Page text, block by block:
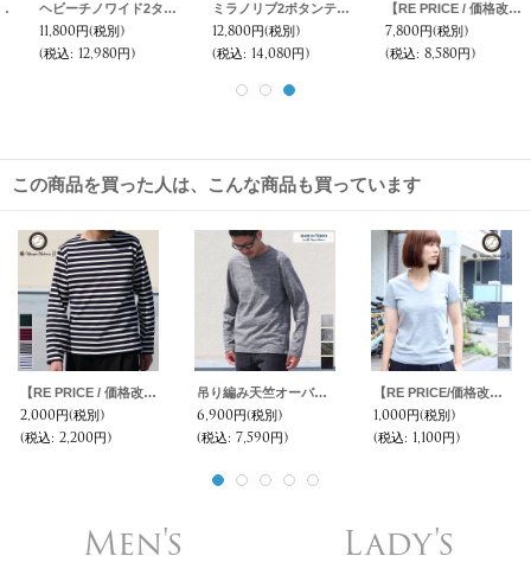
ヘビーチノワイド2タックアンクルパンツ【MADE IN JAPAN】『日本製』【送料無料】/ Upscape Audience
11,800円(税別)
(税込:12,980円)
ミラノリブ2ボタンテーラードジャケット【MADE IN JAPAN】『日本製』 / Upscape Audience
12,800円(税別)
(税込:14,080円)
【RE PRICE / 価格改定】馬布エンジニア3ボタンチェスターコート【MADE IN JAPAN】『日本製』/ Upscape Audience
7,800円(税別)
(税込:8,580円)
この商品を買った人は、こんな商品も買っています
【RE PRICE / 価格改定】Basque10オンス（バスク天竺）ボーダーボートネック長袖バスクシャツ【MADE IN JAPAN】『日本製』/ Upscape Audience
2,000円(税別)
(税込: 2,200円)
吊り編み天竺オーバーラップC/N グラスポケ付き L/S Tee【MADE IN TOKYO】『東京製』/ Upscape Audience
6,900円(税別)
(税込: 7,590円)
【RE PRICE/価格改定】ガラガラ紡 Uネック半袖Tシャツ [Lady's] 【MADE IN JAPAN】『日本製』/ Upscape Audience
1,000円(税別)
(税込: 1,100円)
Men's Lady's